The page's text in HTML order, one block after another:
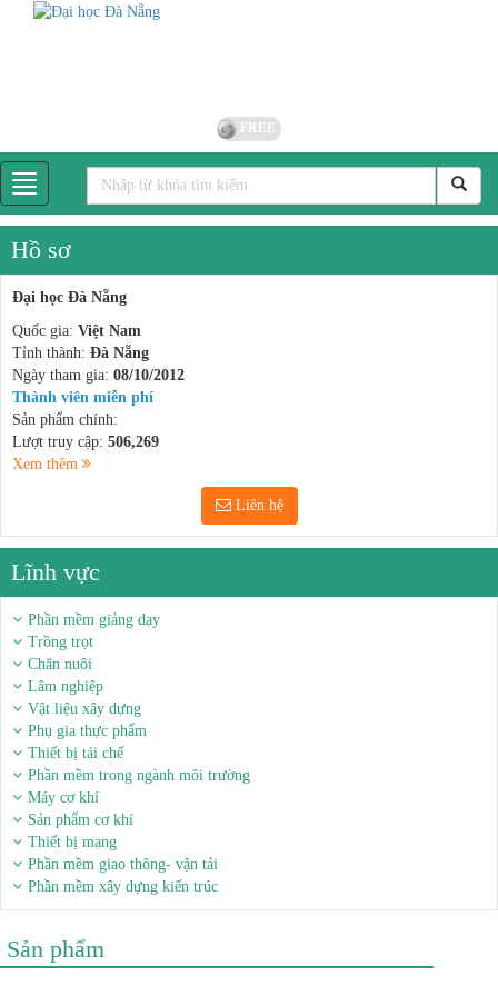
FREE
Hồ sơ
Đại học Đà Nẵng
Quốc gia: Việt Nam
Tỉnh thành: Đà Nẵng
Ngày tham gia: 08/10/2012
Thành viên miễn phí
Sản phẩm chính:
Lượt truy cập: 506,269
Xem thêm
Liên hệ
Lĩnh vực
Phần mềm giảng dạy
Trồng trọt
Chăn nuôi
Lâm nghiệp
Vật liệu xây dựng
Phụ gia thực phẩm
Thiết bị tái chế
Phần mềm trong ngành môi trường
Máy cơ khí
Sản phẩm cơ khí
Thiết bị mạng
Phần mềm giao thông- vận tải
Phần mềm xây dựng kiến trúc
Sản phẩm